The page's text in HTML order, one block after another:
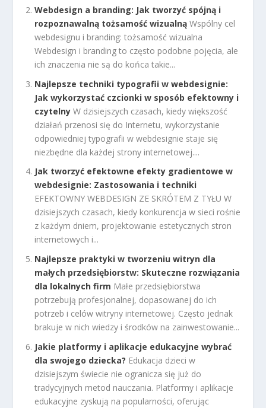
Webdesign a branding: Jak tworzyć spójną i
rozpoznawalną tożsamość wizualną Wspólny cel
webdesignu i branding: tożsamość wizualna
Webdesign i branding to często podobne pojęcia, ale
ich znaczenia nie są do końca takie...
Najlepsze techniki typografii w webdesignie:
Jak wykorzystać czcionki w sposób efektowny i
czytelny W dzisiejszych czasach, kiedy większość
działań przenosi się do Internetu, wykorzystanie
odpowiedniej typografii w webdesignie staje się
niezbędne dla każdej strony internetowej....
Jak tworzyć efektowne efekty gradientowe w
webdesignie: Zastosowania i techniki
EFEKTOWNY WEBDESIGN ZE SKRÓTEM Z TYŁU W
dzisiejszych czasach, kiedy konkurencja w sieci rośnie
z każdym dniem, projektowanie estetycznych stron
internetowych i...
Najlepsze praktyki w tworzeniu witryn dla
małych przedsiębiorstw: Skuteczne rozwiązania
dla lokalnych firm Małe przedsiębiorstwa
potrzebują profesjonalnej, dopasowanej do ich
potrzeb i celów witryny internetowej. Często jednak
brakuje w nich wiedzy i środków na zainwestowanie...
Jakie platformy i aplikacje edukacyjne wybrać
dla swojego dziecka? Edukacja dzieci w
dzisiejszym świecie nie ogranicza się już do
tradycyjnych metod nauczania. Platformy i aplikacje
edukacyjne zyskują na popularności, oferując